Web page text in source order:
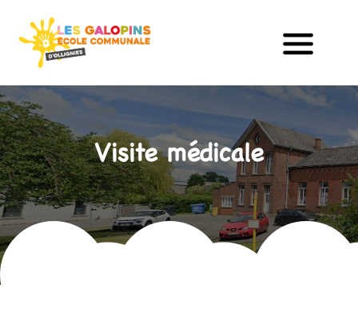
Visite médicale